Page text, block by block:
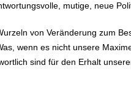
mutige, neue
von Veränderung zum
wenn es nicht unsere
sind für den Erhalt